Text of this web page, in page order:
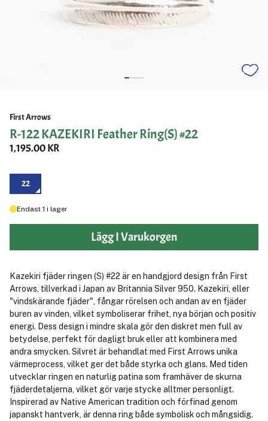
First Arrows
R-122 KAZEKIRI Feather Ring(S) #22
1,195.00 KR
22
Endast 1 i lager
Lägg I Varukorgen
Kazekiri fjäder ringen (S) #22 är en handgjord design från First
Arrows, tillverkad i Japan av Britannia Silver 950. Kazekiri, eller
"vindskärande fjäder", fångar rörelsen och andan av en fjäder
buren av vinden, vilket symboliserar frihet, nya början och positiv
energi. Dess design i mindre skala gör den diskret men full av
betydelse, perfekt för dagligt bruk eller att kombinera med
andra smycken. Silvret är behandlat med First Arrows unika
värmeprocess, vilket ger det både styrka och glans. Med tiden
utvecklar ringen en naturlig patina som framhäver de skurna
fjäderdetaljerna, vilket gör varje stycke alltmer personligt.
Inspirerad av Native American tradition och förfinad genom
japanskt hantverk, är denna ring både symbolisk och mångsidig.